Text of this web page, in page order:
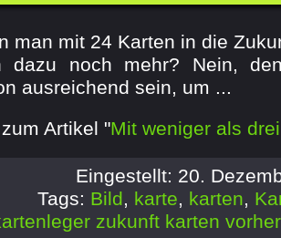
man mit 24 Karten in die
dazu noch mehr? Nein,
ausreichend sein, um ...
Artikel "Mit weniger als
Eingestellt: 20.
Tags: Bild, karte, karten,
zukunft karten